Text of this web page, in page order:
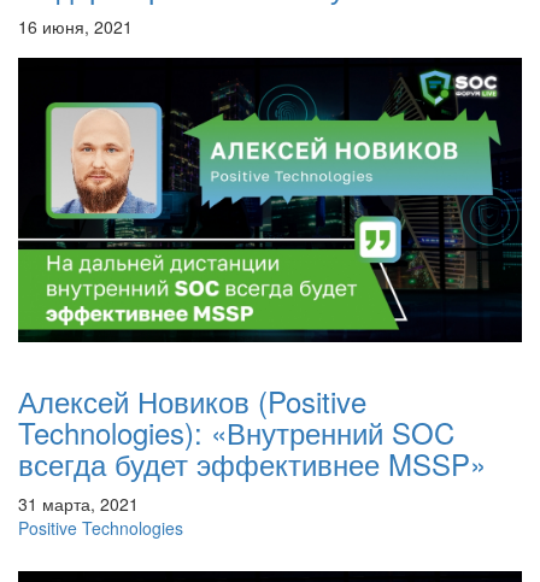
16 июня, 2021
Алексей Новиков (Positive
Technologies): «Внутренний SOC
всегда будет эффективнее MSSP»
31 марта, 2021
Positive Technologies